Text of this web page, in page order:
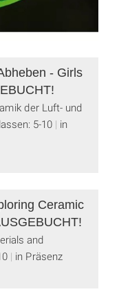
- Girls
der Luft- und
5-10 in
Ceramic
and
in Präsenz